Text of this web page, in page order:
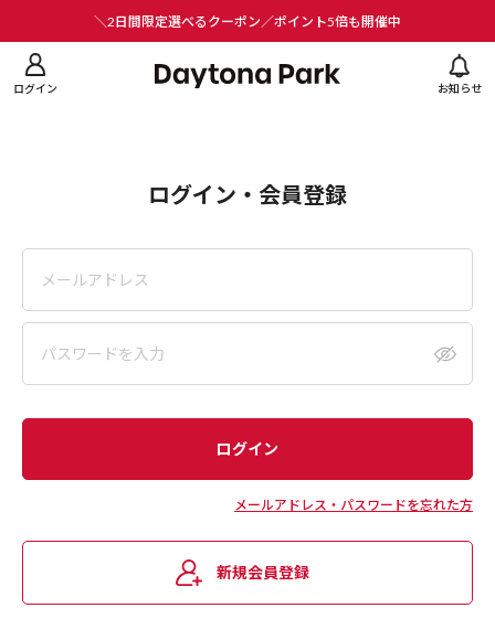
＼2日間限定選べるクーポン／ポイント5倍も開催中
ログイン お知らせ
ログイン・会員登録
メールアドレス・パスワードを忘れた方
新規会員登録